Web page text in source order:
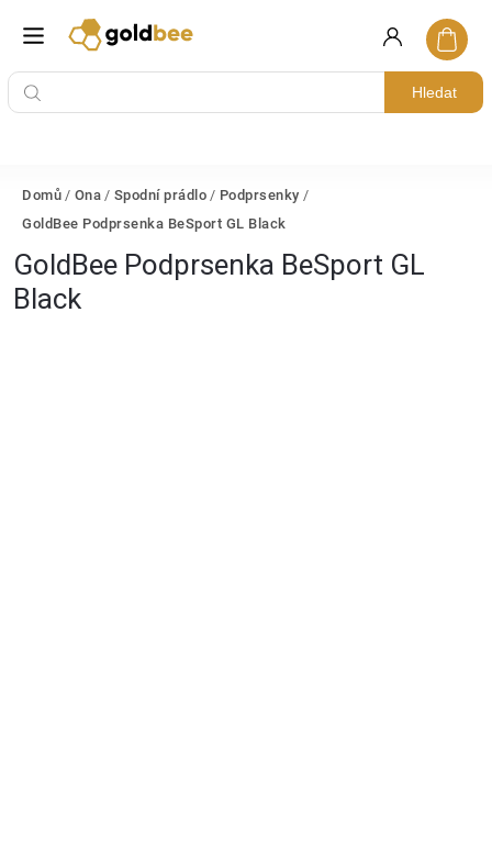
Hledat
Domů / Ona / Spodní prádlo / Podprsenky /
GoldBee Podprsenka BeSport GL Black
GoldBee Podprsenka BeSport GL
Black